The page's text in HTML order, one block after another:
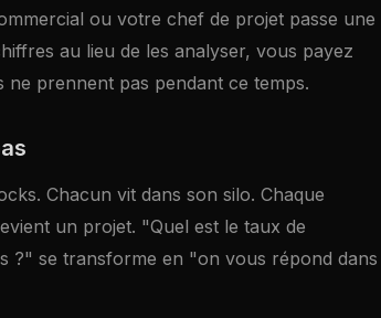
ou votre chef de projet passe une
au lieu de les analyser, vous payez
ne prennent pas pendant ce temps.
Chacun vit dans son silo. Chaque
un projet. "Quel est le taux de
?" se transforme en "on vous répond dans